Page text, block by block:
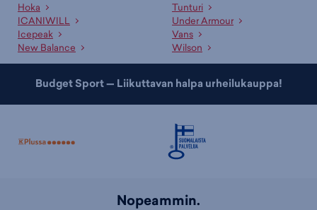
Hoka
ICANIWILL
Icepeak
New Balance
Tunturi
Under Armour
Vans
Wilson
Budget Sport — Liikuttavan halpa urheilukauppa!
Nopeammin.